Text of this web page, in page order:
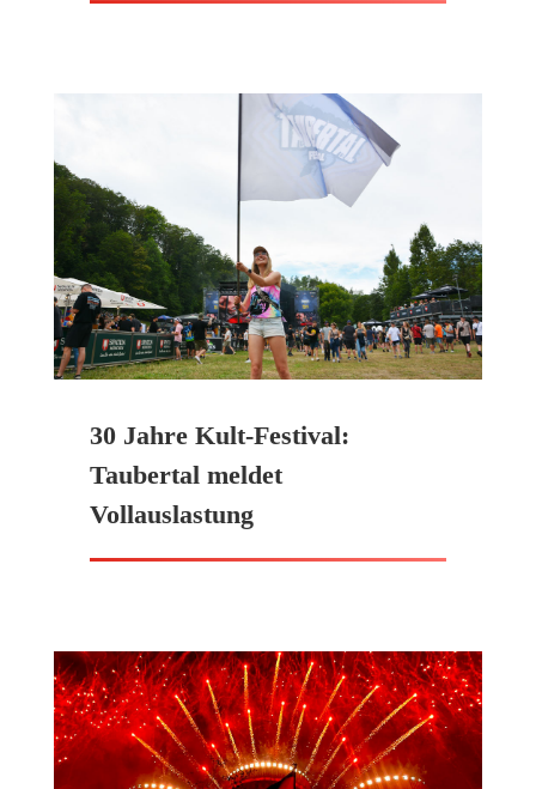
30 Jahre Kult-Festival:
Taubertal meldet
Vollauslastung